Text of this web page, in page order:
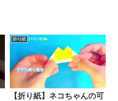
折り紙
【折り紙】ネコちゃんの可